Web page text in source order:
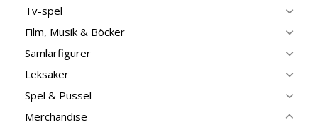
Tv-spel
Film, Musik & Böcker
Samlarfigurer
Leksaker
Spel & Pussel
Merchandise